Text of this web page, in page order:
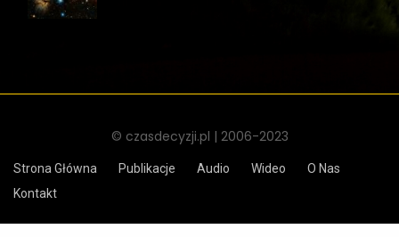
© czasdecyzji.pl | 2006-2023
Strona Główna Publikacje Audio Wideo
O Nas
Kontakt